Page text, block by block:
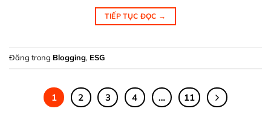
TIẾP TỤC ĐỌC →
Đăng trong Blogging, ESG
1 2 3 4 … 11